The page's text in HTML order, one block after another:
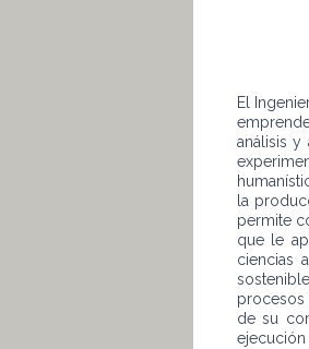
El
análisis
la
permite
que le
ciencias
procesos
de su
ejecución